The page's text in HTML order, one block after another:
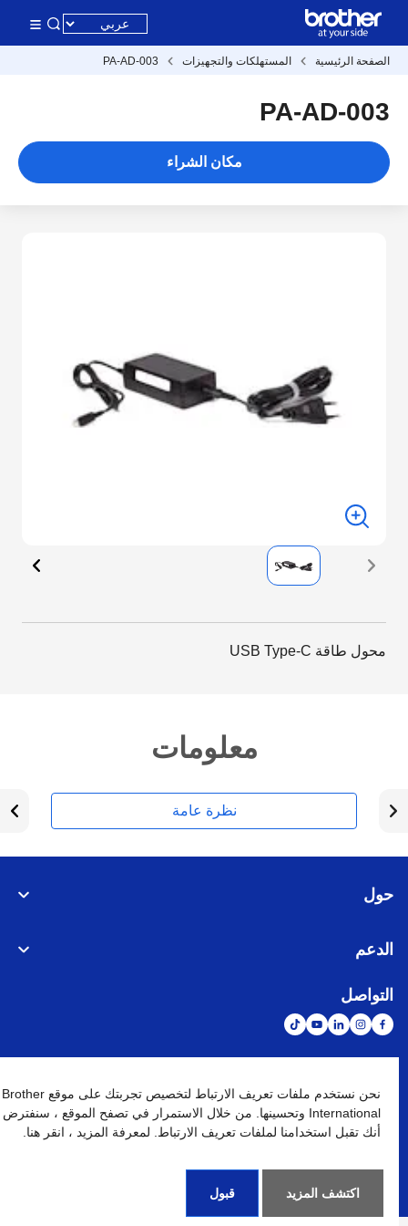
الصفحة الرئيسية المستهلكات والتجهيزات PA-AD-003
PA-AD-003
مكان الشراء
محول طاقة USB Type-C
معلومات
نظرة عامة
حول
الدعم
التواصل
الشبكة العالمية
نهج الخصوصية شروط الإستخدام خريطة الموقع الإنتقال إلى الموقع العالمي
كافة الحقوق محفوظة. BROTHER INTERNATIONAL (GULF) FZE
2026
نحن نستخدم ملفات تعريف الارتباط لتخصيص تجربتك على موقع Brother
International وتحسينها. من خلال الاستمرار في تصفح الموقع ، سنفترض
أنك تقبل استخدامنا لملفات تعريف الارتباط. لمعرفة المزيد ، انقر هنا.
اكتشف المزيد قبول